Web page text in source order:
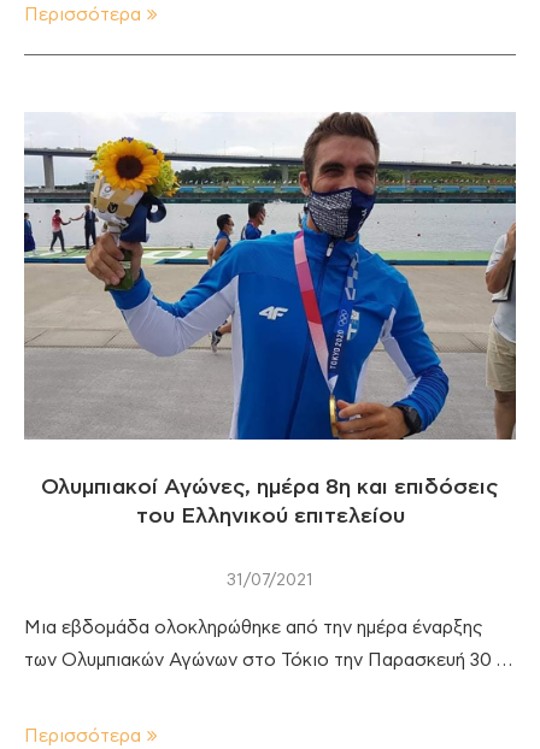
Περισσότερα
Ολυμπιακοί Αγώνες, ημέρα 8η και επιδόσεις
του Ελληνικού επιτελείου
31/07/2021
Μια εβδομάδα ολοκληρώθηκε από την ημέρα έναρξης
των Ολυμπιακών Αγώνων στο Τόκιο την Παρασκευή 30 …
Περισσότερα